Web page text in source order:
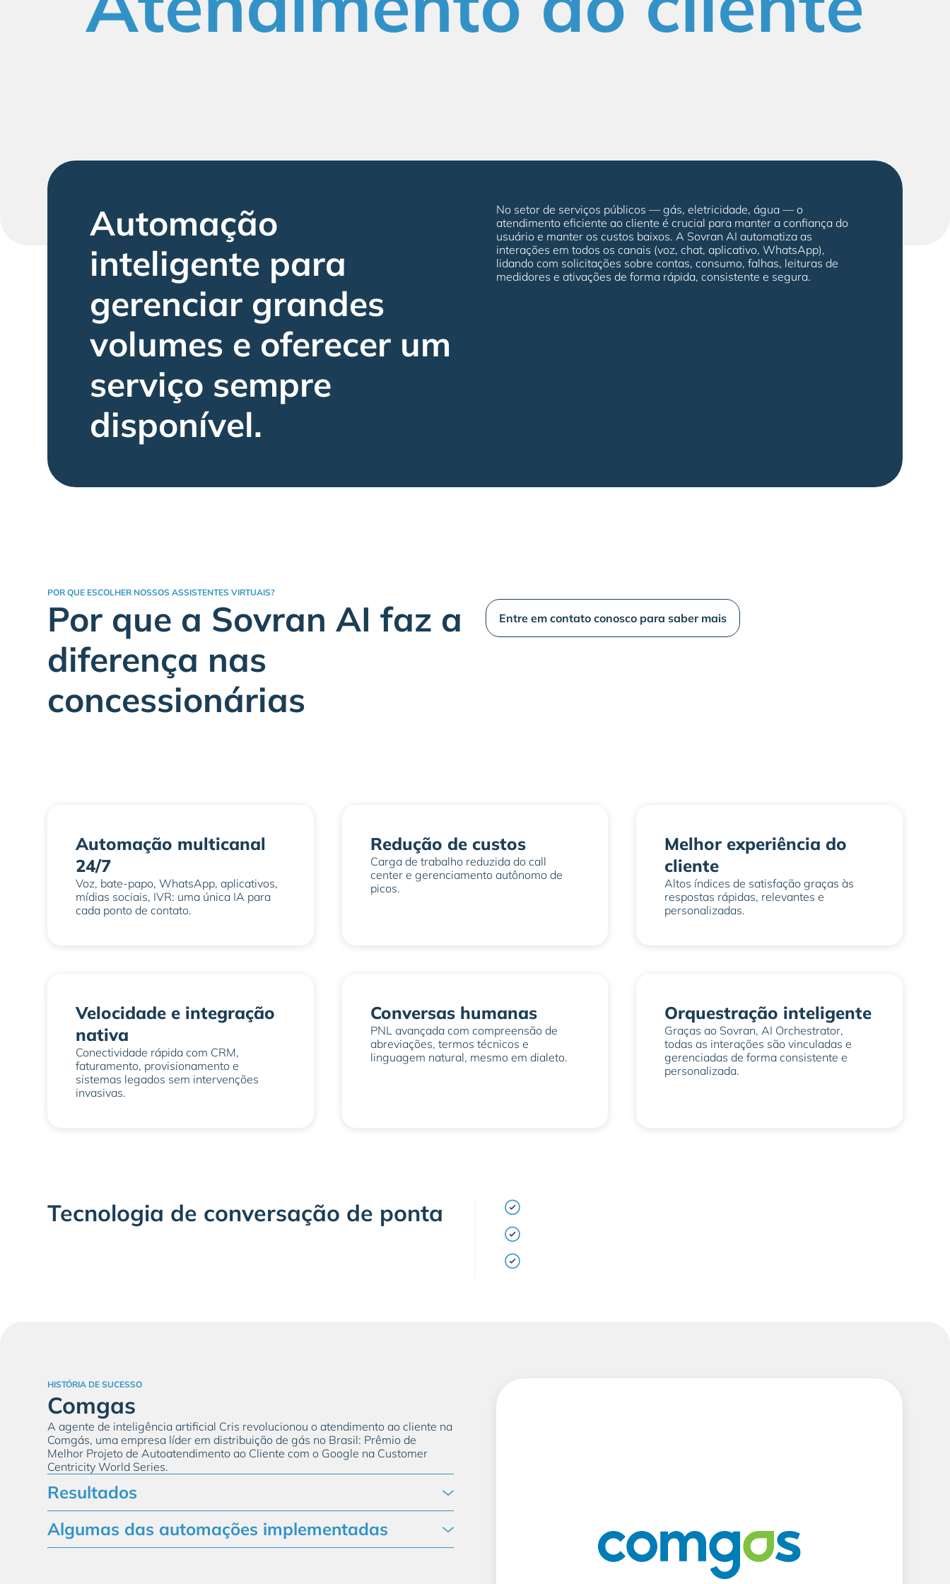
Automação
inteligente para
gerenciar grandes
volumes e oferecer um
serviço sempre
disponível.
No setor de serviços públicos — gás, eletricidade, água — o
atendimento eficiente ao cliente é crucial para manter a confiança do
usuário e manter os custos baixos. A Sovran AI automatiza as
interações em todos os canais (voz, chat, aplicativo, WhatsApp),
lidando com solicitações sobre contas, consumo, falhas, leituras de
medidores e ativações de forma rápida, consistente e segura.
POR QUE ESCOLHER NOSSOS ASSISTENTES VIRTUAIS?
Por que a Sovran AI faz a
diferença nas
concessionárias
Entre em contato conosco para saber mais
Automação multicanal
24/7
Voz, bate-papo, WhatsApp, aplicativos,
mídias sociais, IVR: uma única IA para
cada ponto de contato.
Redução de custos
Carga de trabalho reduzida do call
center e gerenciamento autônomo de
picos.
Melhor experiência do
cliente
Altos índices de satisfação graças às
respostas rápidas, relevantes e
personalizadas.
Velocidade e integração
nativa
Conectividade rápida com CRM,
faturamento, provisionamento e
sistemas legados sem intervenções
invasivas.
Conversas humanas
PNL avançada com compreensão de
abreviações, termos técnicos e
linguagem natural, mesmo em dialeto.
Orquestração inteligente
Graças ao Sovran, AI Orchestrator,
todas as interações são vinculadas e
gerenciadas de forma consistente e
personalizada.
Tecnologia de conversação de ponta
HISTÓRIA DE SUCESSO
Comgas
A agente de inteligência artificial Cris revolucionou o atendimento ao cliente na
Comgás, uma empresa líder em distribuição de gás no Brasil: Prêmio de
Melhor Projeto de Autoatendimento ao Cliente com o Google na Customer
Centricity World Series.
Resultados
+60%produtividade do operador
− 25%custos operacionais
Algumas das automações implementadas